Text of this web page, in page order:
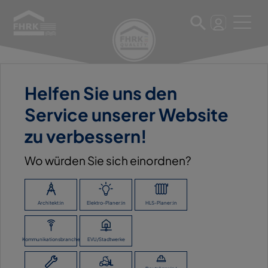
Helfen Sie uns den
Service unserer Website
zu verbessern!
Wo würden Sie sich einordnen?
Architekt:in Elektro-Planer:in HLS-Planer:in
Kommunikationsbranche EVU/Stadtwerke
26. Mai 2023
HAUSKONÄKTCHEN GMBH
ZURÜCK ZUR ÜBERSICHT